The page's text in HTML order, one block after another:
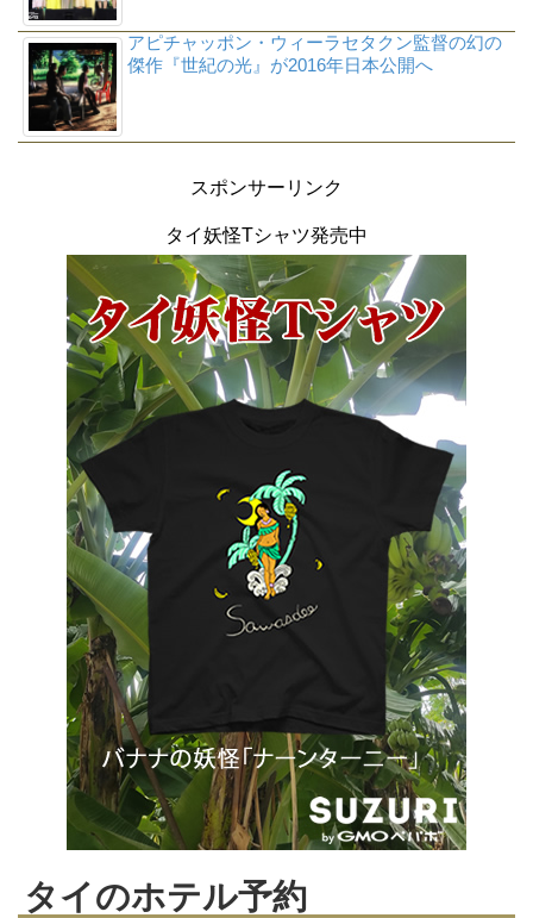
アピチャッポン・ウィーラセタクン監督の幻の
傑作『世紀の光』が2016年日本公開へ
スポンサーリンク
タイ妖怪Tシャツ発売中
タイのホテル予約